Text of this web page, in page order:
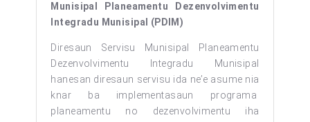
Munisipal Planeamentu Dezenvolvimentu
Integradu Munisipal (PDIM)
Diresaun Servisu Munisipal Planeamentu
Dezenvolvimentu Integradu Munisipal
hanesan diresaun servisu ida ne’e asume nia
knar ba implementasaun programa
planeamentu no dezenvolvimentu iha